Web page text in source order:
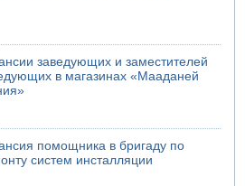
заведующих и заместителей
в магазинах «Мааданей
помощника в бригаду по
систем инсталляции